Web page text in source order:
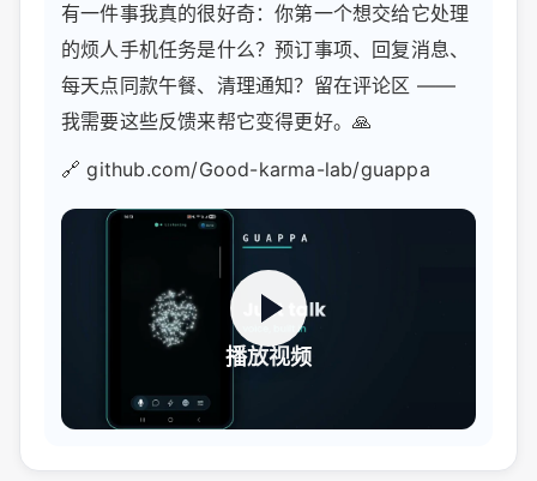
有一件事我真的很好奇：你第一个想交给它处理
的烦人手机任务是什么？预订事项、回复消息、
每天点同款午餐、清理通知？留在评论区 ——
我需要这些反馈来帮它变得更好。🙏
🔗 github.com/Good-karma-lab/guappa
播放视频